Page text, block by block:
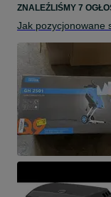
ZNALEŹLIŚMY 7
Jak pozycjonowane